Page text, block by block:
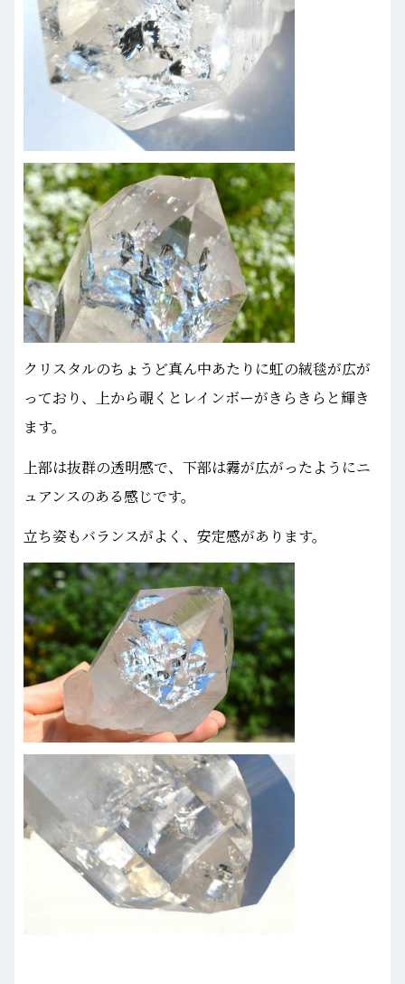
クリスタルのちょうど真ん中あたりに虹の絨毯が広が
っており、上から覗くとレインボーがきらきらと輝き
ます。
上部は抜群の透明感で、下部は霧が広がったようにニ
ュアンスのある感じです。
立ち姿もバランスがよく、安定感があります。